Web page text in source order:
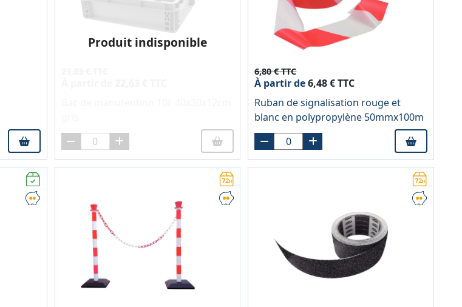
Produit indisponible
6,80 € TTC
À partir de6,48 € TTC
Ruban de signalisation rouge et
blanc en polypropylène 50mmx100m